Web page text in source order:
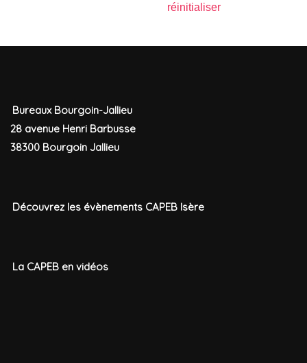
réinitialiser
Bureaux Bourgoin-Jallieu
28 avenue Henri Barbusse
38300 Bourgoin Jallieu
Découvrez les évènements CAPEB Isère
La CAPEB en vidéos